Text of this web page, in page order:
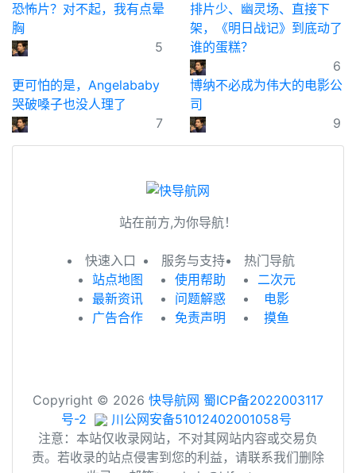
恐怖片？对不起，我有点晕
胸
5
排片少、幽灵场、直接下
架，《明日战记》到底动了
谁的蛋糕？
6
更可怕的是，Angelababy
哭破嗓子也没人理了
7
博纳不必成为伟大的电影公
司
9
站在前方,为你导航！
快速入口
站点地图
最新资讯
广告合作
服务与支持
使用帮助
问题解惑
免责声明
热门导航
二次元
电影
摸鱼
Copyright © 2026 快导航网 蜀ICP备2022003117
号-2
川公网安备51012402001058号
注意：本站仅收录网站，不对其网站内容或交易负
责。若收录的站点侵害到您的利益，请联系我们删除